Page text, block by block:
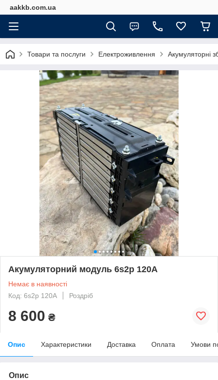
aakkb.com.ua
Товари та послуги Електроживлення Акумуляторні
Акумуляторний модуль 6s2p 120A
Немає в наявності
Код: 6s2p 120A
Роздріб
8 600 ₴
Опис Характеристики Доставка Оплата Умови
Опис